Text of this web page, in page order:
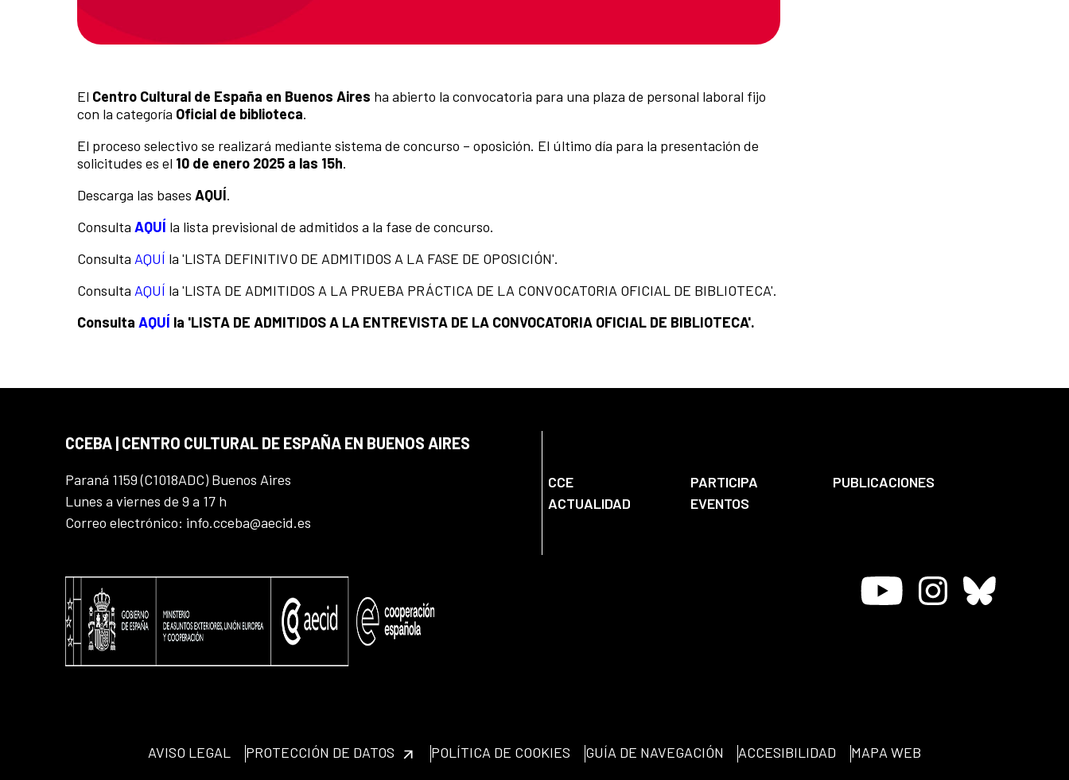
El Centro Cultural de España en Buenos Aires ha abierto la convocatoria para una plaza de personal laboral fijo
con la categoría Oficial de biblioteca.
El proceso selectivo se realizará mediante sistema de concurso – oposición. El último día para la presentación de
solicitudes es el 10 de enero 2025 a las 15h.
Descarga las bases AQUÍ.
Consulta AQUÍ la lista previsional de admitidos a la fase de concurso.
Consulta AQUÍ la 'LISTA DEFINITIVO DE ADMITIDOS A LA FASE DE OPOSICIÓN'.
Consulta AQUÍ la 'LISTA DE ADMITIDOS A LA PRUEBA PRÁCTICA DE LA CONVOCATORIA OFICIAL DE BIBLIOTECA'.
Consulta AQUÍ la 'LISTA DE ADMITIDOS A LA ENTREVISTA DE LA CONVOCATORIA OFICIAL DE BIBLIOTECA'.
CCEBA | CENTRO CULTURAL DE ESPAÑA EN BUENOS AIRES
Paraná 1159 (C1018ADC) Buenos Aires
Lunes a viernes de 9 a 17 h
Correo electrónico: info.cceba@aecid.es
CCE PARTICIPA
PUBLICACIONES
ACTUALIDAD
EVENTOS
Youtube InstagramBluesky
AVISO LEGAL PROTECCIÓN DE DATOS POLÍTICA DE COOKIES GUÍA DE NAVEGACIÓN ACCESIBILIDAD MAPA WEB